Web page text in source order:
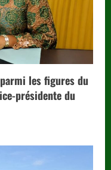
parmi les figures du
présidente du